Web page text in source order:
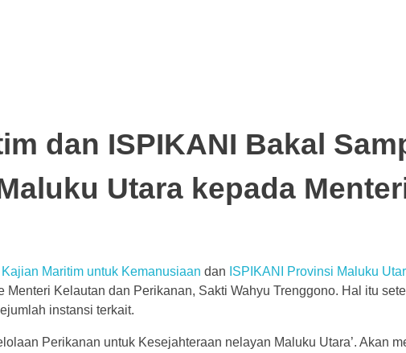
dan ISPIKANI Bakal
Utara kepada
Kajian Maritim untuk Kemanusiaan dan ISPIKANI Provinsi Maluku
Menteri Kelautan dan Perikanan, Sakti Wahyu Trenggono. Hal itu
instansi terkait.
Perikanan untuk Kesejahteraan nelayan Maluku Utara’. Akan